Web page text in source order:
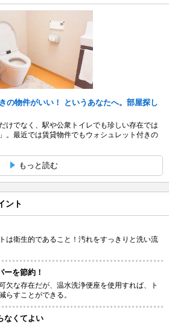
の物件がいい！ というあなたへ。部屋探し
けでなく、駅や公衆トイレでも珍しい存在では
。最近では賃貸物件でもウォシュレット付きの
もっと読む
ント
は衛生的であること！汚れをすっきりと洗い流
ーを節約！
欠な存在だが、温水洗浄便座を使用すれば、ト
らすことができる。
なくてよい